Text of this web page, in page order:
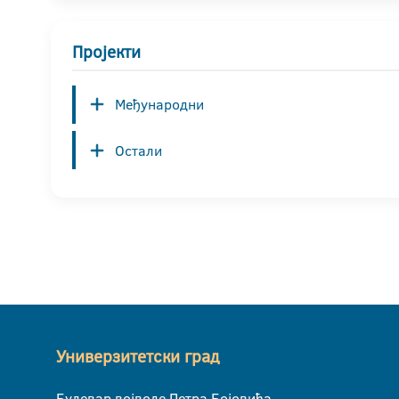
Пројекти
Међународни
Остали
Универзитетски град